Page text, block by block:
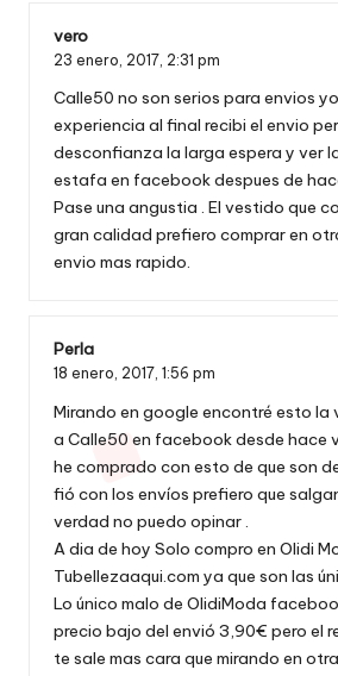
vero
23 enero, 2017, 2:31 pm
Calle50 no son serios para envios
experiencia al final recibi el envio
desconfianza la larga espera y ver
estafa en facebook despues de
Pase una angustia . El vestido que
gran calidad prefiero comprar en
envio mas rapido.
Perla
18 enero, 2017, 1:56 pm
Mirando en google encontré esto la
a Calle50 en facebook desde hace
he comprado con esto de que son
fió con los envíos prefiero que
verdad no puedo opinar .
A dia de hoy Solo compro en Olidi
Tubellezaaqui.com ya que son las
Lo único malo de OlidiModa
precio bajo del envió 3,90€ pero el
te sale mas cara que mirando en